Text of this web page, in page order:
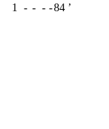
1 - - - -84 ʼ